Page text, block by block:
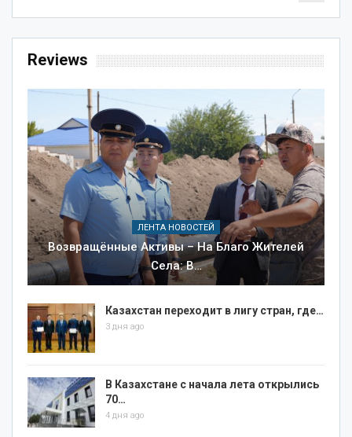
Reviews
ЛЕНТА НОВОСТЕЙ
Возвращённые Активы – На Благо Жителей
Села: В…
Казахстан переходит в лигу стран, где…
3 дня ago
В Казахстане с начала лета открылись
70…
4 дня ago